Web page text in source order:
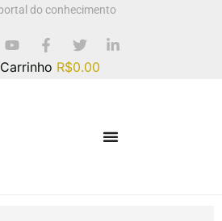
do conhecimento
Carrinho R$0.00